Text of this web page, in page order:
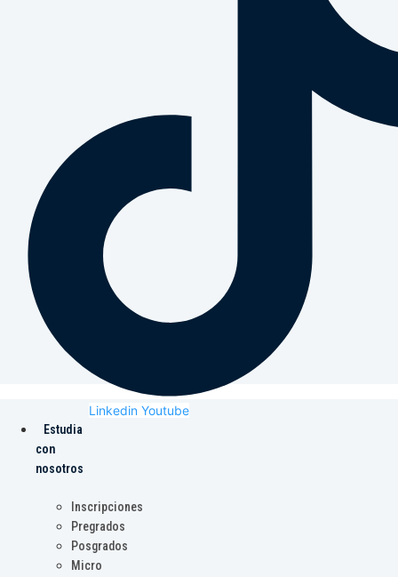
Linkedin Youtube
Estudia
con
nosotros
Inscripciones
Pregrados
Posgrados
Micro